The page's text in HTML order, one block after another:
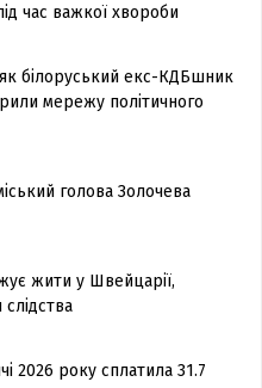
час важкої хвороби
як білоруський екс-КДБшник
мережу політичного
голова Золочева
жити у Швейцарії,
2026 року сплатила 31.7